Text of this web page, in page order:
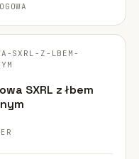
SXRL-Z-LBEM-
SXRL z łbem